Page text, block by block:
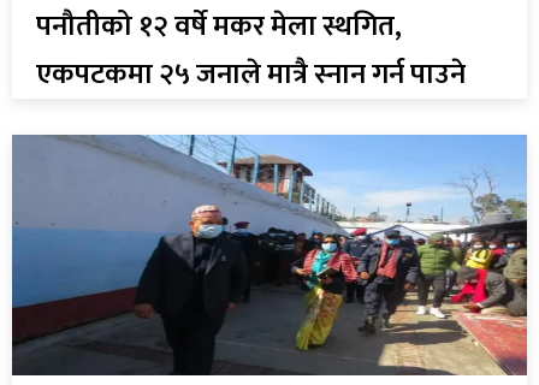
पनौतीको १२ वर्षे मकर मेला स्थगित,
एकपटकमा २५ जनाले मात्रै स्नान गर्न पाउने